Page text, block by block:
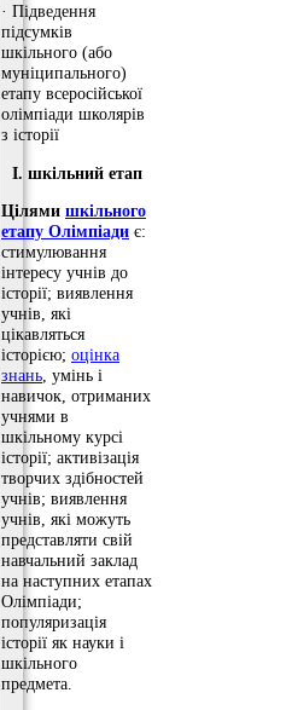
· Підведення
підсумків
шкільного (або
муніципального)
етапу всеросійської
олімпіади школярів
з історії
I. шкільний етап
Цілями шкільного
етапу Олімпіади є:
стимулювання
інтересу учнів до
історії; виявлення
учнів, які
цікавляться
історією; оцінка
знань , умінь і
навичок, отриманих
учнями в
шкільному курсі
історії; активізація
творчих здібностей
учнів; виявлення
учнів, які можуть
представляти свій
навчальний заклад
на наступних етапах
Олімпіади;
популяризація
історії як науки і
шкільного
предмета.